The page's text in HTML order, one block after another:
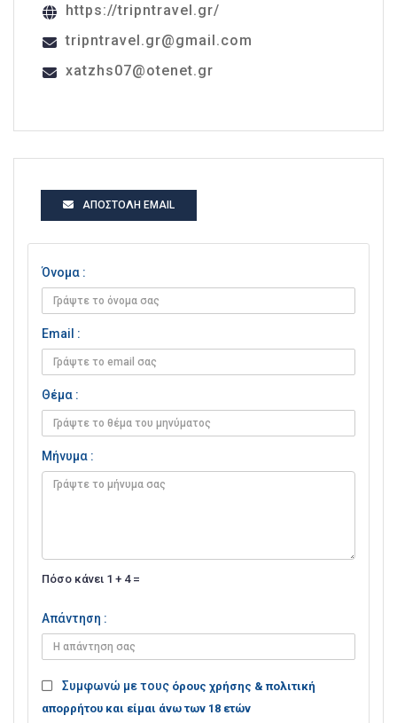
https://tripntravel.gr/
tripntravel.gr@gmail.com
xatzhs07@otenet.gr
ΑΠΟΣΤΟΛΉ EMAIL
Όνομα :
Email :
Θέμα :
Μήνυμα :
Πόσο κάνει 1 + 4 =
Απάντηση :
Συμφωνώ με τους όρους χρήσης & πολιτική
απορρήτου και είμαι άνω των 18 ετών